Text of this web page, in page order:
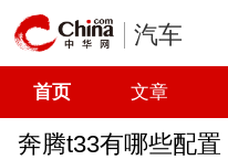
汽车
首页 文章
奔腾t33有哪些配置